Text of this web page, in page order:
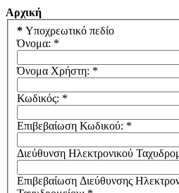
Αρχική
* Υποχρεωτικό πεδίο
Όνομα: *
Όνομα Χρήστη: *
Κωδικός: *
Επιβεβαίωση Κωδικού: *
Διεύθυνση Ηλεκτρονικού
Επιβεβαίωση Διεύθυνσης